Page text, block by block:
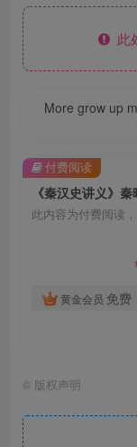
此
More grow up
《秦汉史讲义》秦
此内容为付费阅读
黄金会员 免费
付费阅读
© 版权声明